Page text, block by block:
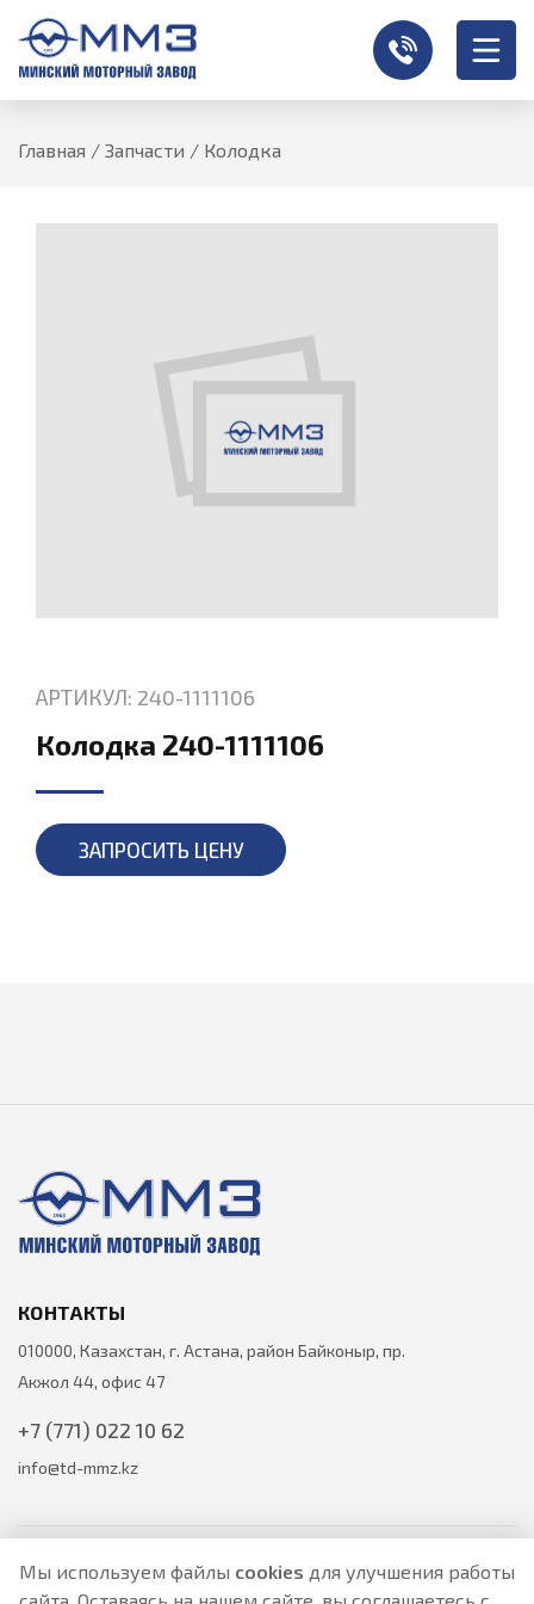
Главная / Запчасти / Колодка
АРТИКУЛ: 240-1111106
Колодка 240-1111106
ЗАПРОСИТЬ ЦЕНУ
Мы используем файлы cookies для улучшения работы
КОНТАКТЫ
010000, Казахстан, г. Астана, район Байконыр, пр.
Акжол 44, офис 47
+7 (771) 022 10 62
info@td-mmz.kz